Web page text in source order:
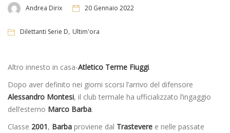
Andrea Dirix 20 Gennaio 2022
Dilettanti Serie D, Ultim'ora
Altro innesto in casa-Atletico Terme Fiuggi.
Dopo aver definito nei giorni scorsi l’arrivo del difensore
Alessandro Montesi, il club termale ha ufficializzato l’ingaggio
dell’esterno Marco Barba.
Classe 2001, Barba proviene dal Trastevere e nelle passate